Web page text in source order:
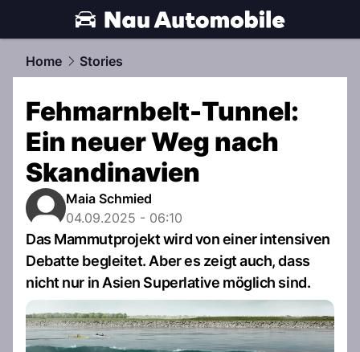
automobile.NAU.ch
Home Stories
Fehmarnbelt-Tunnel:
Ein neuer Weg nach
Skandinavien
Maia Schmied
04.09.2025 - 06:10
Das Mammutprojekt wird von einer intensiven
Debatte begleitet. Aber es zeigt auch, dass
nicht nur in Asien Superlative möglich sind.